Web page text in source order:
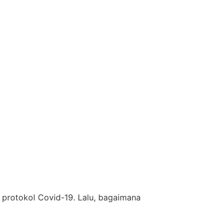
Covid-19. Lalu, bagaimana